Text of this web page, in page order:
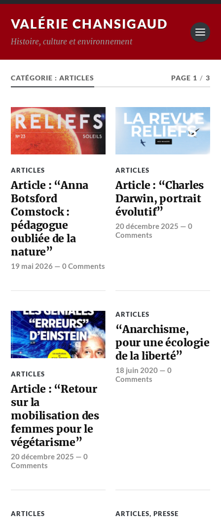
VALÉRIE CHANSIGAUD
Histoire, culture et environnement
CATÉGORIE :ARTICLES PAGE 1 / 3
ARTICLES
Article : “Anna
Botsford
Comstock :
pédagogue
oubliée de la
nature”
19 mai 2026 —0 Comments
ARTICLES
Article : “Charles
Darwin, portrait
évolutif”
20 décembre 2025 —0
Comments
ARTICLES
Article : “Retour
sur la
mobilisation des
femmes pour le
végétarisme”
20 décembre 2025 —0
Comments
ARTICLES
“Anarchisme,
pour une écologie
de la liberté”
18 juin 2020 —0
Comments
ARTICLES ARTICLES,PRESSE